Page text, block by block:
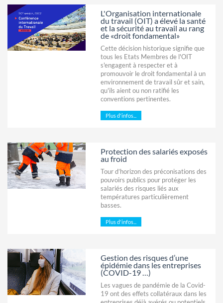
L'Organisation internationale
du travail (OIT) a élevé la santé
et la sécurité au travail au rang
de «droit fondamental»
Cette décision historique signifie que
tous les Etats Membres de l'OIT
s'engagent à respecter et à
promouvoir le droit fondamental à un
environnement de travail sûr et sain,
qu'ils aient ou non ratifié les
conventions pertinentes.
Plus d'infos...
Protection des salariés exposés
au froid
Tour d’horizon des préconisations des
pouvoirs publics pour protéger les
salariés des risques liés aux
températures particulièrement
basses.
Plus d'infos...
Gestion des risques d’une
épidémie dans les entreprises
(COVID-19 …)
Les vagues de pandémie de la Covid-
19 ont des effets collatéraux dans les